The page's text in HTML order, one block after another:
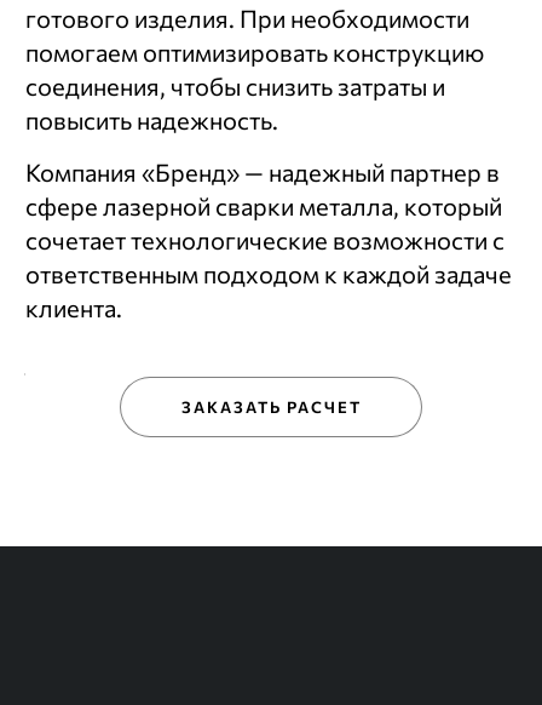
готового изделия. При необходимости
помогаем оптимизировать конструкцию
соединения, чтобы снизить затраты и
повысить надежность.
Компания «Бренд» — надежный партнер в
сфере лазерной сварки металла, который
сочетает технологические возможности с
ответственным подходом к каждой задаче
клиента.
ЗАКАЗАТЬ РАСЧЕТ